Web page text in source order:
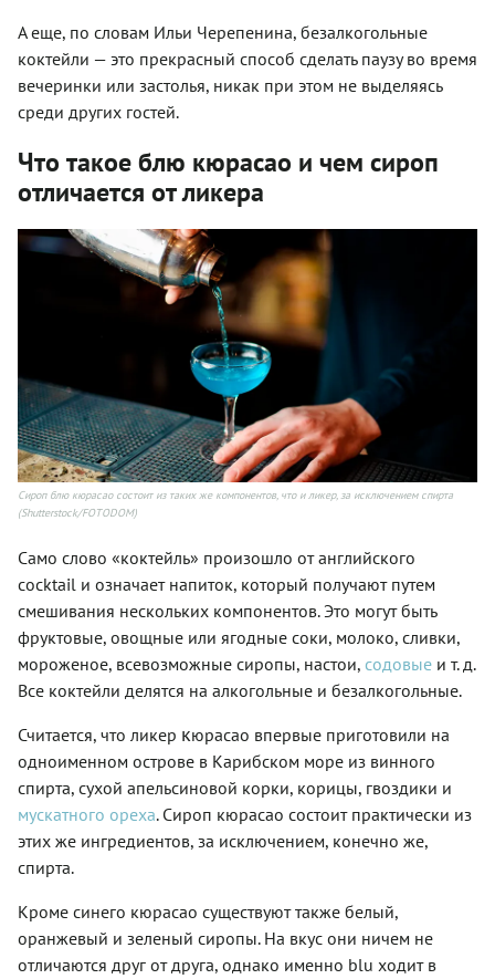
А еще, по словам Ильи Черепенина, безалкогольные
коктейли — это прекрасный способ сделать паузу во время
вечеринки или застолья, никак при этом не выделяясь
среди других гостей.
Что такое блю кюрасао и чем сироп
отличается от ликера
Сироп блю кюрасао состоит из таких же компонентов, что и ликер, за исключением спирта
(Shutterstock/FOTODOM)
Само слово «коктейль» произошло от английского
cocktail и означает напиток, который получают путем
смешивания нескольких компонентов. Это могут быть
фруктовые, овощные или ягодные соки, молоко, сливки,
мороженое, всевозможные сиропы, настои, содовые и т. д.
Все коктейли делятся на алкогольные и безалкогольные.
Считается, что ликер кюрасао впервые приготовили на
одноименном острове в Карибском море из винного
спирта, сухой апельсиновой корки, корицы, гвоздики и
мускатного ореха. Сироп кюрасао состоит практически из
этих же ингредиентов, за исключением, конечно же,
спирта.
Кроме синего кюрасао существуют также белый,
оранжевый и зеленый сиропы. На вкус они ничем не
отличаются друг от друга, однако именно blu ходит в